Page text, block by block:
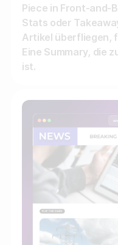
Piece in Front-and-
Stats oder
Artikel überfliegen,
Eine Summary, die
ist.